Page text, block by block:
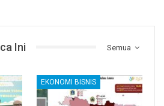
Semua
Ini
EKONOMI BISNIS